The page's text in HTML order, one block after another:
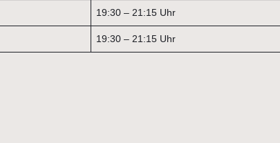
19:30 – 21:15 Uhr
19:30 – 21:15 Uhr